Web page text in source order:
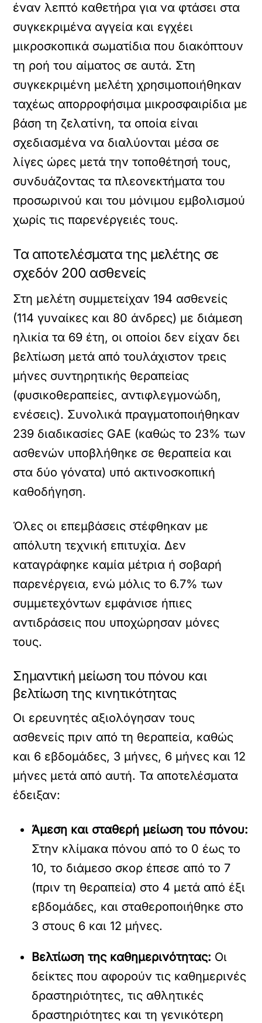
έναν λεπτό καθετήρα για να φτάσει στα
συγκεκριμένα αγγεία και εγχέει
μικροσκοπικά σωματίδια που διακόπτουν
τη ροή του αίματος σε αυτά. Στη
συγκεκριμένη μελέτη χρησιμοποιήθηκαν
ταχέως απορροφήσιμα μικροσφαιρίδια με
βάση τη ζελατίνη, τα οποία είναι
σχεδιασμένα να διαλύονται μέσα σε
λίγες ώρες μετά την τοποθέτησή τους,
συνδυάζοντας τα πλεονεκτήματα του
προσωρινού και του μόνιμου εμβολισμού
χωρίς τις παρενέργειές τους.
Τα αποτελέσματα της μελέτης σε
σχεδόν 200 ασθενείς
Στη μελέτη συμμετείχαν 194 ασθενείς
(114 γυναίκες και 80 άνδρες) με διάμεση
ηλικία τα 69 έτη, οι οποίοι δεν είχαν δει
βελτίωση μετά από τουλάχιστον τρεις
μήνες συντηρητικής θεραπείας
(φυσικοθεραπείες, αντιφλεγμονώδη,
ενέσεις). Συνολικά πραγματοποιήθηκαν
239 διαδικασίες GAE (καθώς το 23% των
ασθενών υποβλήθηκε σε θεραπεία και
στα δύο γόνατα) υπό ακτινοσκοπική
καθοδήγηση.
Όλες οι επεμβάσεις στέφθηκαν με
απόλυτη τεχνική επιτυχία. Δεν
καταγράφηκε καμία μέτρια ή σοβαρή
παρενέργεια, ενώ μόλις το 6.7% των
συμμετεχόντων εμφάνισε ήπιες
αντιδράσεις που υποχώρησαν μόνες
τους.
Σημαντική μείωση του πόνου και
βελτίωση της κινητικότητας
Οι ερευνητές αξιολόγησαν τους
ασθενείς πριν από τη θεραπεία, καθώς
και 6 εβδομάδες, 3 μήνες, 6 μήνες και 12
μήνες μετά από αυτή. Τα αποτελέσματα
έδειξαν:
Άμεση και σταθερή μείωση του πόνου:
Στην κλίμακα πόνου από το 0 έως το
10, το διάμεσο σκορ έπεσε από το 7
(πριν τη θεραπεία) στο 4 μετά από έξι
εβδομάδες, και σταθεροποιήθηκε στο
3 στους 6 και 12 μήνες.
Βελτίωση της καθημερινότητας: Οι
δείκτες που αφορούν τις καθημερινές
δραστηριότητες, τις αθλητικές
δραστηριότητες και τη γενικότερη